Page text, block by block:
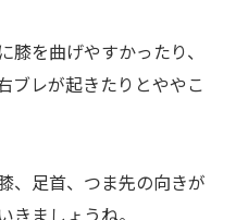
を曲げやすかったり、
ブレが起きたりとややこ
、足首、つま先の向きが
きましょうね。